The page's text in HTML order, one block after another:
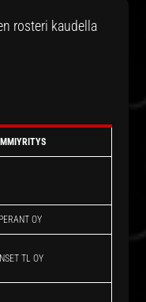
rosteri kaudella
OY
TL OY